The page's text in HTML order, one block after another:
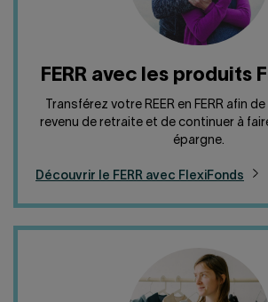
FERR avec les produits
Transférez votre REER en FERR afin
revenu de retraite et de continuer à
épargne.
Découvrir le FERR avec FlexiFonds